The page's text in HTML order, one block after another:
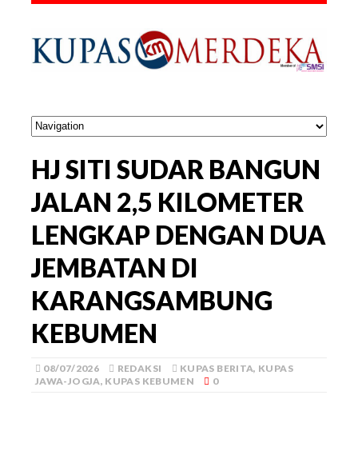
HJ SITI SUDAR BANGUN
JALAN 2,5 KILOMETER
LENGKAP DENGAN DUA
JEMBATAN DI
KARANGSAMBUNG
KEBUMEN
08/07/2026 REDAKSI KUPAS BERITA, KUPAS
JAWA-JOGJA, KUPAS KEBUMEN 0